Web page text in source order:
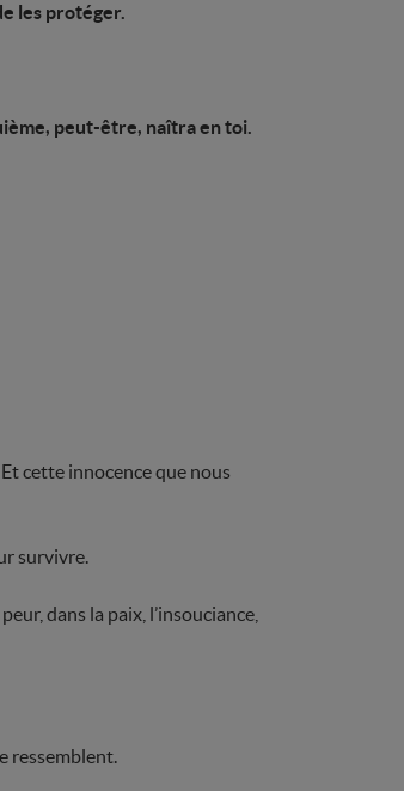
les protéger.
peut-être, naîtra en toi.
cette innocence que nous
survivre.
dans la paix, l’insouciance,
ressemblent.